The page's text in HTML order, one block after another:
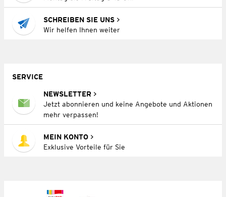
SCHREIBEN SIE UNS
Wir helfen Ihnen weiter
SERVICE
NEWSLETTER
Jetzt abonnieren und keine Angebote und Aktionen
mehr verpassen!
MEIN KONTO
Exklusive Vorteile für Sie